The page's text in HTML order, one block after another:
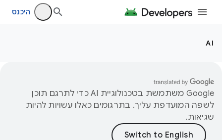
היכנס
AI
‫Google משתמשת בטכנולוגיית AI כדי לתרגם תוכן
לשפה המועדפת עליך. בתרגומים כאלו עשויות להיות
שגיאות.